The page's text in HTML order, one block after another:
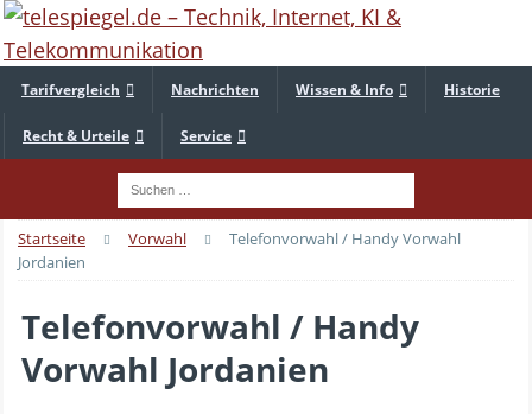
Tarifvergleich Nachrichten Wissen & Info Historie
Recht & Urteile Service
Startseite Vorwahl
Telefonvorwahl / Handy Vorwahl
Jordanien
Telefonvorwahl / Handy
Vorwahl Jordanien